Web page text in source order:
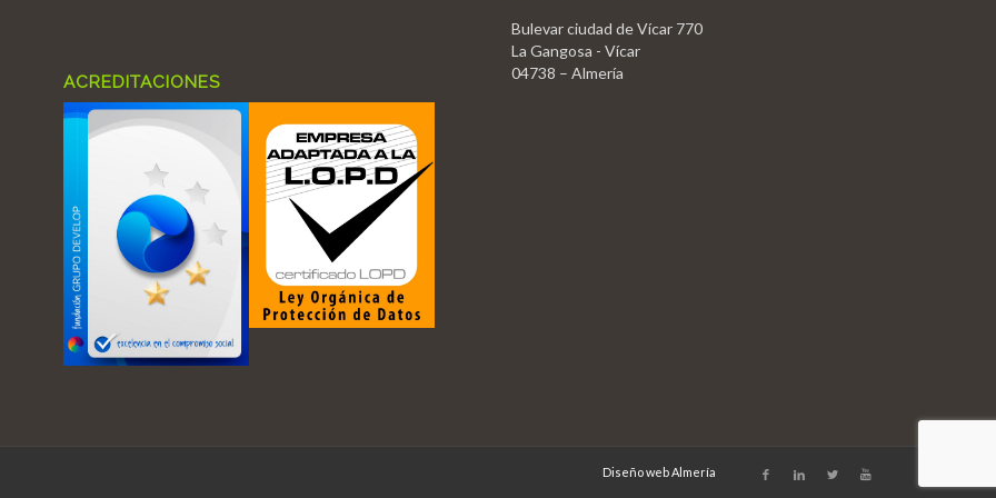
ACREDITACIONES
Bulevar ciudad de Vícar 770
La Gangosa - Vícar
04738 – Almería
Diseño web Almería